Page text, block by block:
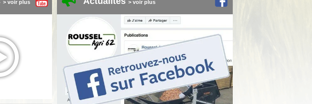
> voir plus > voir plus